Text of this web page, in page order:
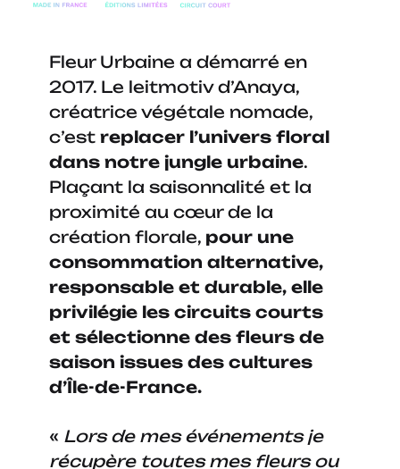
Fleur Urbaine a démarré en
2017. Le leitmotiv d’Anaya,
créatrice végétale nomade,
c’est replacer l’univers floral
dans notre jungle urbaine.
Plaçant la saisonnalité et la
proximité au cœur de la
création florale, pour une
consommation alternative,
responsable et durable, elle
privilégie les circuits courts
et sélectionne des fleurs de
saison issues des cultures
d’Île-de-France.
« Lors de mes événements je
récupère toutes mes fleurs ou